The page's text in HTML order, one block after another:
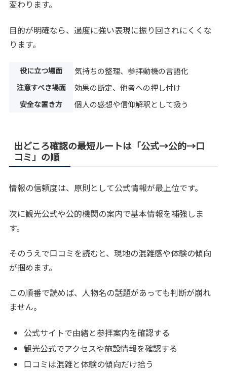
変わります。
目的が明確なら、過度に強い表現に振り回されにくくな
ります。
役に立つ場面 気持ちの整理、参拝動機の言語化
注意すべき場面 効果の断定、他者への押し付け
安全な置き方 個人の感想や信仰解釈として扱う
出どころ確認の最短ルートは「公式→公的→口
コミ」の順
情報の信頼度は、原則として公式情報が最上位です。
次に観光公式や公的機関の案内で基本情報を補強しま
す。
そのうえで口コミを読むと、現地の混雑感や体験の傾向
が掴めます。
この順番で読めば、人物名の話題があっても判断が崩れ
ません。
公式サイトで由緒と参拝案内を確認する
観光公式でアクセスや施設情報を確認する
口コミは混雑と体験の傾向だけ拾う